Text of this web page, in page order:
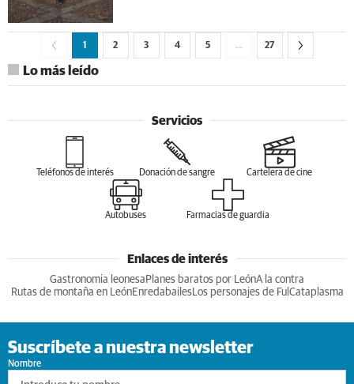
1 2 3 4 5 … 27
Lo más leído
Servicios
Teléfonos de interés Donación de sangre Cartelera de cine
Autobuses Farmacias de guardia
Enlaces de interés
Gastronomia leonesa Planes baratos por LeónA la contra
Rutas de montaña en LeónEnredabailesLos personajes de Ful Cataplasma
Suscríbete a nuestra newsletter
Nombre